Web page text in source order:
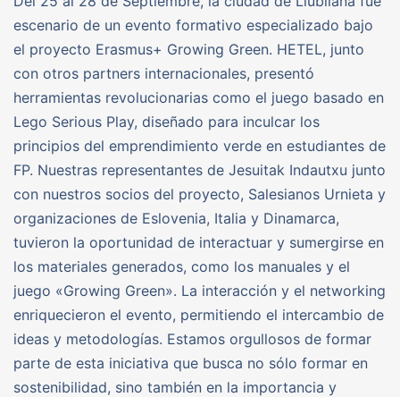
escenario de un evento formativo especializado bajo
el proyecto Erasmus+ Growing Green. HETEL, junto
con otros partners internacionales, presentó
herramientas revolucionarias como el juego basado en
Lego Serious Play, diseñado para inculcar los
principios del emprendimiento verde en estudiantes de
FP. Nuestras representantes de Jesuitak Indautxu junto
con nuestros socios del proyecto, Salesianos Urnieta y
organizaciones de Eslovenia, Italia y Dinamarca,
tuvieron la oportunidad de interactuar y sumergirse en
los materiales generados, como los manuales y el
juego «Growing Green». La interacción y el networking
enriquecieron el evento, permitiendo el intercambio de
ideas y metodologías. Estamos orgullosos de formar
parte de esta iniciativa que busca no sólo formar en
sostenibilidad, sino también en la importancia y